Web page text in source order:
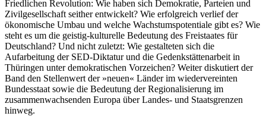
Friedlichen Revolution: Wie haben sich Demo­kratie, Parteien und
Zivilgesellschaft seither entwickelt? Wie erfolgreich verlief der
ökonomische Umbau und welche Wachstumspotentiale gibt es? Wie
steht es um die geistig-kulturelle Bedeutung des Freistaates für
Deutschland? Und nicht zuletzt: Wie gestalteten sich die
Aufarbeitung der SED-Diktatur und die Gedenkstättenarbeit in
Thüringen unter demokratischen Vorzeichen? Weiter diskutiert der
Band den Stellenwert der »neuen« Länder im wiedervereinten
Bundesstaat sowie die Bedeutung der Regionalisierung im
zusammenwachsenden Europa über Landes- und Staatsgrenzen
hinweg.